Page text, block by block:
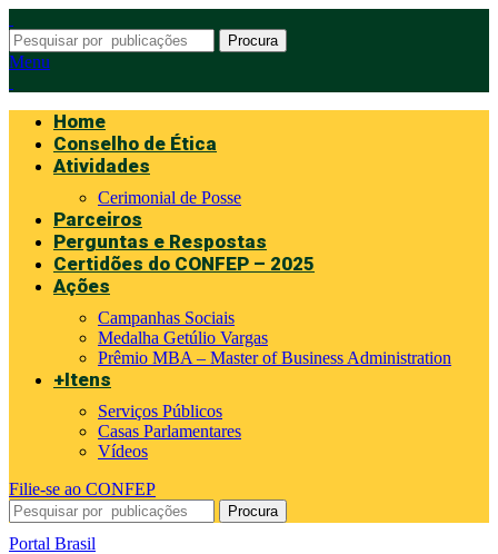
Procura
Menu
Home
Conselho de Ética
Atividades
Cerimonial de Posse
Parceiros
Perguntas e Respostas
Certidões do CONFEP – 2025
Ações
Campanhas Sociais
Medalha Getúlio Vargas
Prêmio MBA – Master of Business Administration
+Itens
Serviços Públicos
Casas Parlamentares
Vídeos
Filie-se ao CONFEP
Procura
Portal Brasil